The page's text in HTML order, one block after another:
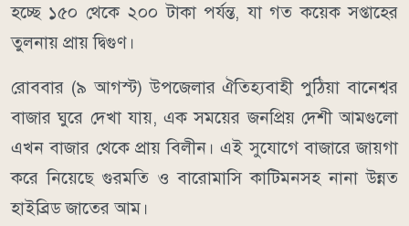
হচ্ছে ১৫০ থেকে ২০০ টাকা পর্যন্ত, যা গত কয়েক সপ্তাহের
তুলনায় প্রায় দ্বিগুণ।
রোববার (৯ আগস্ট) উপজেলার ঐতিহ্যবাহী পুঠিয়া বানেশ্বর
বাজার ঘুরে দেখা যায়, এক সময়ের জনপ্রিয় দেশী আমগুলো
এখন বাজার থেকে প্রায় বিলীন। এই সুযোগে বাজারে জায়গা
করে নিয়েছে গুরমতি ও বারোমাসি কাটিমনসহ নানা উন্নত
হাইব্রিড জাতের আম।